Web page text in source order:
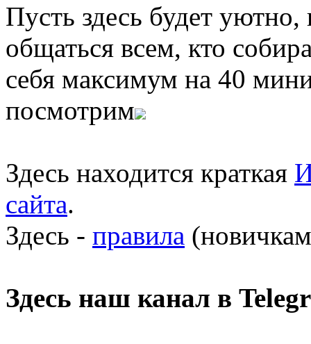
Пусть здесь будет
общаться всем, кто
себя максимум на 40
посмотрим
Здесь находится краткая
сайта.
Здесь - правила
Здесь наш канал в